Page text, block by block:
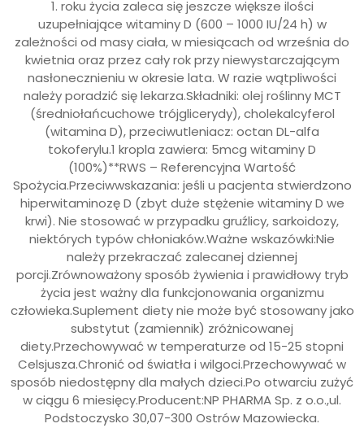
1. roku życia zaleca się jeszcze większe ilości
uzupełniające witaminy D (600 – 1000 IU/24 h) w
zależności od masy ciała, w miesiącach od września do
kwietnia oraz przez cały rok przy niewystarczającym
nasłonecznieniu w okresie lata. W razie wątpliwości
należy poradzić się lekarza.Składniki: olej roślinny MCT
(średniołańcuchowe trójglicerydy), cholekalcyferol
(witamina D), przeciwutleniacz: octan DL-alfa
tokoferylu.1 kropla zawiera: 5mcg witaminy D
(100%)**RWS – Referencyjna Wartość
Spożycia.Przeciwwskazania: jeśli u pacjenta stwierdzono
hiperwitaminozę D (zbyt duże stężenie witaminy D we
krwi). Nie stosować w przypadku gruźlicy, sarkoidozy,
niektórych typów chłoniaków.Ważne wskazówki:Nie
należy przekraczać zalecanej dziennej
porcji.Zrównoważony sposób żywienia i prawidłowy tryb
życia jest ważny dla funkcjonowania organizmu
człowieka.Suplement diety nie może być stosowany jako
substytut (zamiennik) zróżnicowanej
diety.Przechowywać w temperaturze od 15-25 stopni
Celsjusza.Chronić od światła i wilgoci.Przechowywać w
sposób niedostępny dla małych dzieci.Po otwarciu zużyć
w ciągu 6 miesięcy.Producent:NP PHARMA Sp. z o.o.,ul.
Podstoczysko 30,07-300 Ostrów Mazowiecka.